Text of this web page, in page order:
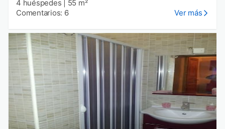
4 huéspedes
55 m²
Comentarios: 6
Ver más